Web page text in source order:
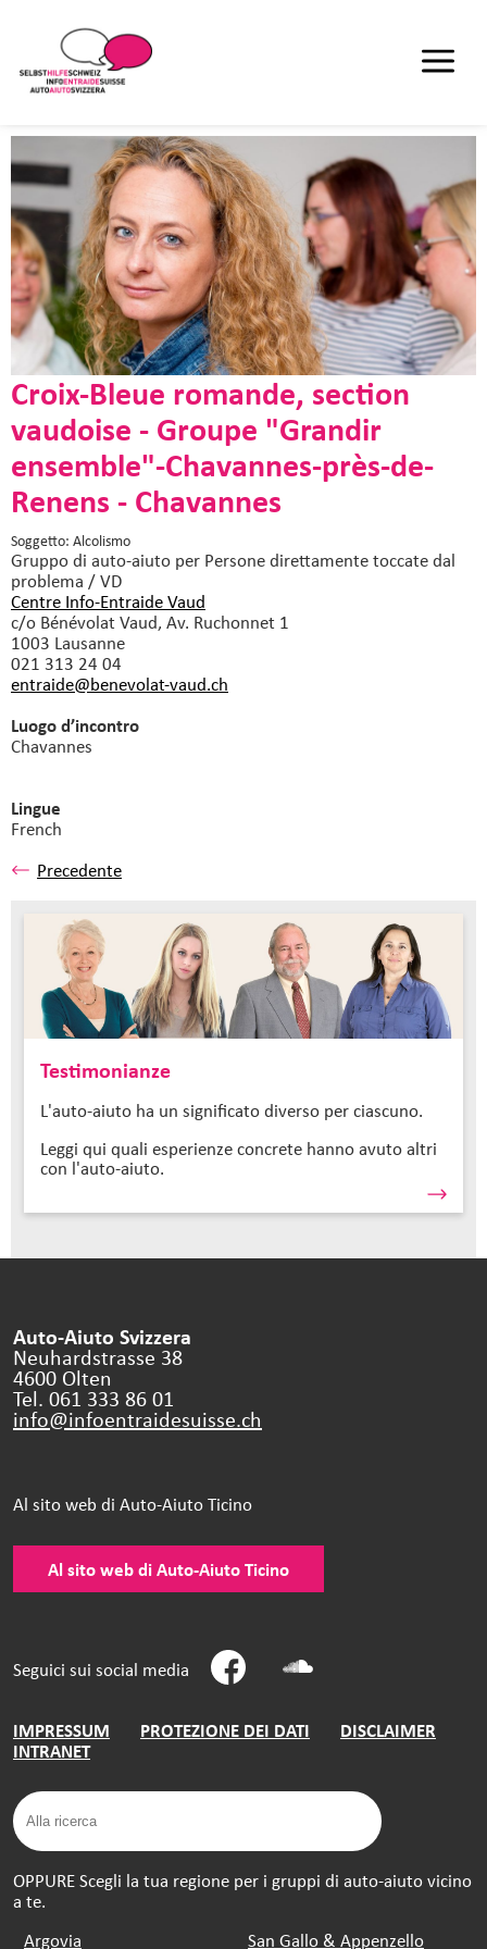
Croix-Bleue romande, section
vaudoise - Groupe "Grandir
ensemble"-Chavannes-près-de-
Renens - Chavannes
Soggetto: Alcolismo
Gruppo di auto-aiuto per Persone direttamente toccate dal
problema / VD
Centre Info-Entraide Vaud
c/o Bénévolat Vaud, Av. Ruchonnet 1
1003 Lausanne
021 313 24 04
entraide@benevolat-vaud.ch
Luogo d’incontro
Chavannes
Lingue
French
Precedente
Testimonianze
L'auto-aiuto ha un significato diverso per ciascuno.
Leggi qui quali esperienze concrete hanno avuto altri
con l'auto-aiuto.
Auto-Aiuto Svizzera
Neuhardstrasse 38
4600 Olten
Tel. 061 333 86 01
info@infoentraidesuisse.ch
Al sito web di Auto-Aiuto Ticino
Al sito web di Auto-Aiuto Ticino
Seguici sui social media
IMPRESSUM PROTEZIONE DEI DATI
DISCLAIMER
INTRANET
OPPURE Scegli la tua regione per i gruppi di auto-aiuto vicino
a te.
Argovia
San Gallo & Appenzello